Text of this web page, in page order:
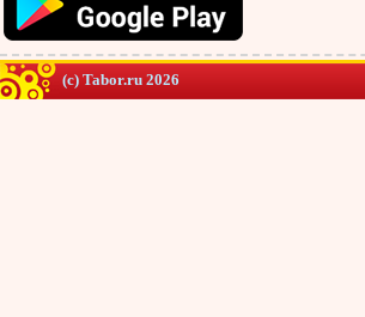
(c) Tabor.ru 2026